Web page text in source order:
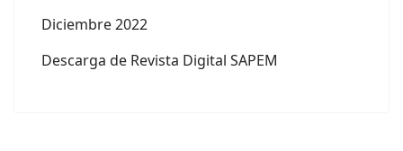
Diciembre 2022
Descarga de Revista Digital SAPEM